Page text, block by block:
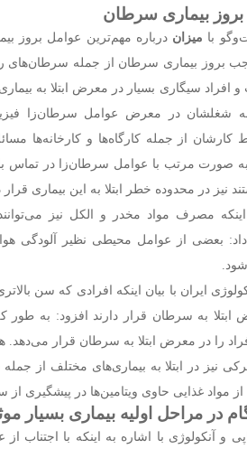
بیماری سرطان
با میزان درباره مهم‌ترین عوامل بروز
بروز بیماری سرطان از جمله سرطان‌های
سیگاری بسیار در معرض ابتلا به
شغلشان در معرض عوامل سرطان‌زا
از جمله کارگاه‌ها و کارخانه‌ها
صورت مرتب با عوامل سرطان‌زا در تماس
در محدوده خطر ابتلا به این بیماری قرار
مصرف مواد مخدر و الکل نیز می‌توانند
داد: بعضی از عوامل محیطی نظیر آلودگی
ایران با بیان اینکه افرادی که سن
ابتلا به سرطان قرار دارند افزود: به
را در معرض ابتلا به سرطان قرار
نیز در ابتلا به بیماری‌های مختلف از
از مواد غذایی حاوی ویتامین‌ها در پیشگیری
در مراحل اولیه بیماری بسیار
و آنکولوژی با اشاره به اینکه با اجتناب